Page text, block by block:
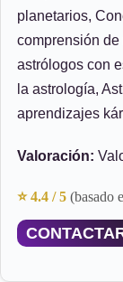
planetarios,
comprensión
astrólogos con
la astrología,
aprendizajes
Valoración:
⭐ 4.4 / 5 (basado